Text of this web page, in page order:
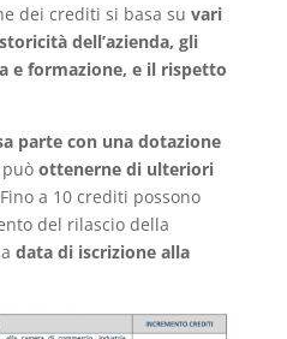
dei crediti si basa su vari
dell’azienda, gli
e formazione, e il rispetto
parte con una dotazione
ottenerne di ulteriori
a 10 crediti possono
del rilascio della
data di iscrizione alla